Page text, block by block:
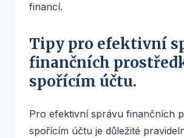
financí.
Tipy pro efektivní
finančních
spořícím účtu.
Pro efektivní správu finančních
spořícím účtu je důležité